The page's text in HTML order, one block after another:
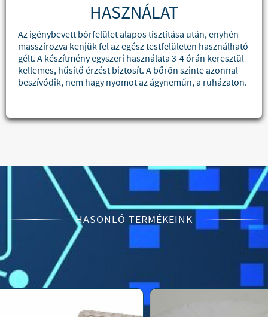
HASZNÁLAT
Az igénybevett bőrfelület alapos tisztítása után, enyhén
masszírozva kenjük fel az egész testfelületen használható
gélt. A készítmény egyszeri használata 3-4 órán keresztül
kellemes, hűsítő érzést biztosít. A bőrön szinte azonnal
beszívódik, nem hagy nyomot az ágyneműn, a ruházaton.
HASONLÓ TERMÉKEINK